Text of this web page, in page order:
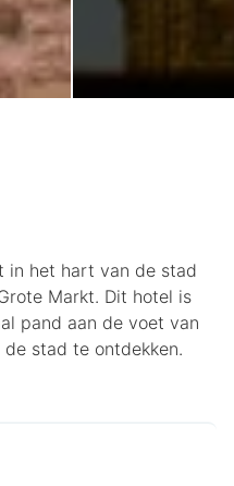
in het hart van de stad
Markt. Dit hotel is
pand aan de voet van
stad te ontdekken.